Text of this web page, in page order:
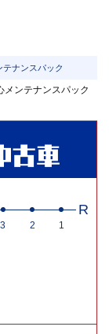
テナンスパック
ンテナンスパック
R
3 2 1